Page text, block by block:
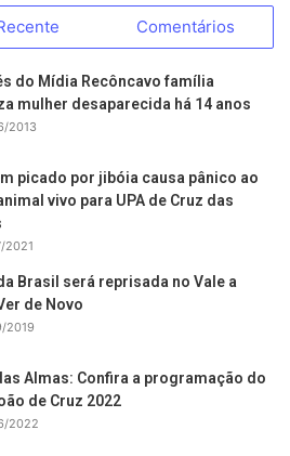
Comentários
do Mídia Recôncavo família
mulher desaparecida há 14 anos
2013
picado por jibóia causa pânico ao
vivo para UPA de Cruz das
2021
Brasil será reprisada no Vale a
de Novo
2019
Almas: Confira a programação do
de Cruz 2022
2022